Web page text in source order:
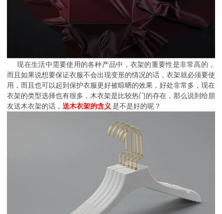
现在生活中需要使用的各种产品中，衣架的重要性是非常高的，
而且如果说想要保证衣服不会出现变形的情况的话，衣架就必须要使
用，而且也可以起到保护衣服更好被晾晒的效果，好处非常多，现在
衣架的类型选择也有很多，木衣架是比较热门的存在，那么说到给朋
友送木衣架的话， 送木衣架的含义 是不是好的呢？